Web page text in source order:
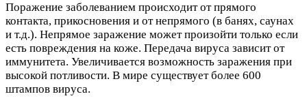
Поражение заболеванием происходит от прямого
контакта, прикосновения и от непрямого (в банях, саунах
и т.д.). Непрямое заражение может произойти только если
есть повреждения на коже. Передача вируса зависит от
иммунитета. Увеличивается возможность заражения при
высокой потливости. В мире существует более 600
штампов вируса.